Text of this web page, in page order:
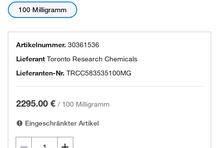
100 Milligramm
Artikelnummer. 30361536
Lieferant Toronto Research Chemicals
Lieferanten-Nr. TRCC583535100MG
2295.00 € / 100 Milligramm
Eingeschränkter Artikel